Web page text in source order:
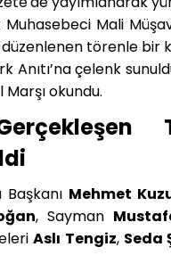
Mali
törenle bir
Anıtı’na çelenk
okundu.
Mehmet
, Sayman
Aslı Tengiz, Seda